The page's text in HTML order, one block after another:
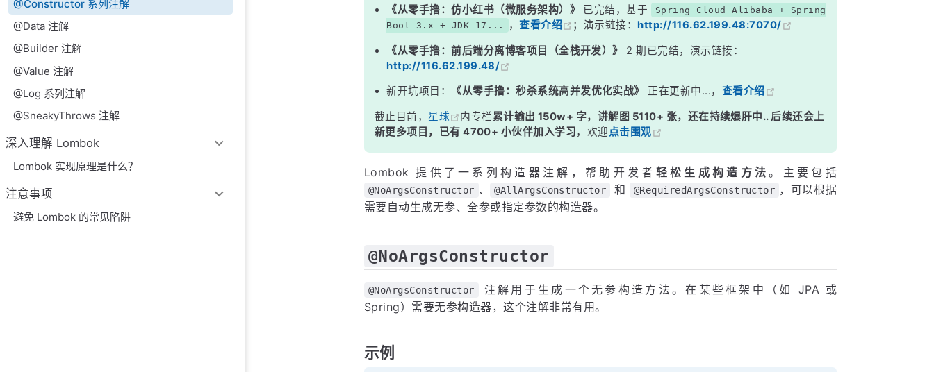
@Constructor 系列注解
@Data 注解
@Builder 注解
@Value 注解
@Log 系列注解
@SneakyThrows 注解
深入理解 Lombok
Lombok 实现原理是什么？
注意事项
避免 Lombok 的常见陷阱
@RequiredArgsConstructor
示例
多个构造器的组合
《从零手撸：仿小红书（微服务架构）》 已完结，基于
Spring Cloud Alibaba + Spring
Boot 3.x + JDK 17...
，查看介绍 ；演示链接：http://116.62.199.48:7070/
《从零手撸：前后端分离博客项目（全栈开发）》
2 期已完结，演示链接：
http://116.62.199.48/
新开坑项目： 《从零手撸：秒杀系统高并发优化实战》 正在更新中...， 查看介绍
截止目前， 星球 内专栏累计输出 150w+ 字，讲解图 5110+ 张，还在持续爆肝中.. 后续还会上
新更多项目，已有 4700+ 小伙伴加入学习，欢迎点击围观
Lombok 提供了一系列构造器注解，帮助开发者 轻松生成构造方法。主要包括
@NoArgsConstructor 、 @AllArgsConstructor 和 @RequiredArgsConstructor ，可以根据
需要自动生成无参、全参或指定参数的构造器。
@NoArgsConstructor
@NoArgsConstructor
注解用于生成一个无参构造方法。在某些框架中（如 JPA 或
Spring）需要无参构造器，这个注解非常有用。
示例